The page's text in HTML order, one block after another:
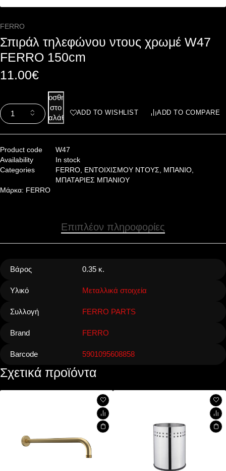
FERRO
Σπιράλ τηλεφώνου ντους χρωμέ W47
FERRO 150cm
11.00€
Προσθήκη
στο
καλάθι
ADD TO WISHLIST ADD TO COMPARE
Product code
W47
Availability
In stock
Categories
FERRO, ΕΝΤΟΙΧΙΣΜΟΥ ΝΤΟΥΣ, ΜΠΑΝΙΟ,
ΜΠΑΤΑΡΙΕΣ ΜΠΑΝΙΟΥ
Μάρκα: FERRO
Επιπλέον πληροφορίες
Βάρος 0.35 κ.
Υλικό Μεταλλικά στοιχεία
Συλλογή FERRO PARTS
Brand FERRO
Barcode 5901095608858
Σχετικά προϊόντα